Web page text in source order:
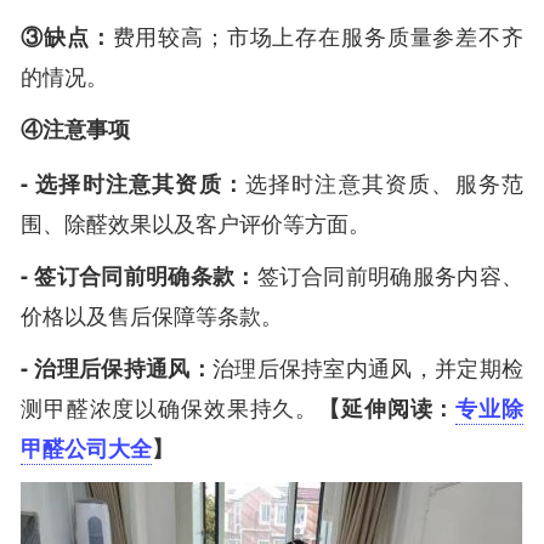
③缺点： 费用较高；市场上存在服务质量参差不齐
的情况。
④注意事项
- 选择时注意其资质： 选择时注意其资质、服务范
围、除醛效果以及客户评价等方面。
- 签订合同前明确条款： 签订合同前明确服务内容、
价格以及售后保障等条款。
- 治理后保持通风： 治理后保持室内通风，并定期检
测甲醛浓度以确保效果持久。
【延伸阅读：专业除
甲醛公司大全】